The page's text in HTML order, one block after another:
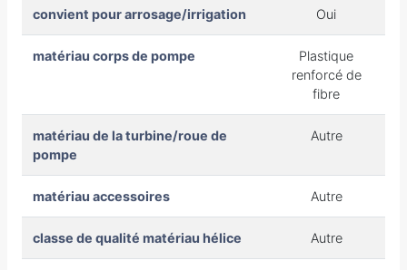
convient pour arrosage/irrigation Oui
matériau corps de pompe
Plastique
renforcé de
fibre
matériau de la turbine/roue de
pompe
Autre
matériau accessoires Autre
classe de qualité matériau hélice Autre